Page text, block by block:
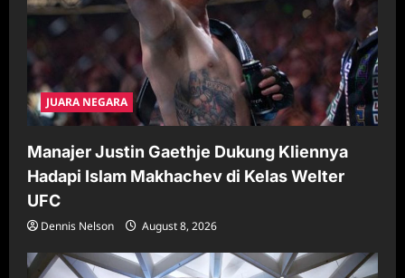
JUARA NEGARA
Manajer Justin Gaethje Dukung Kliennya
Hadapi Islam Makhachev di Kelas Welter
UFC
Dennis Nelson August 8, 2026